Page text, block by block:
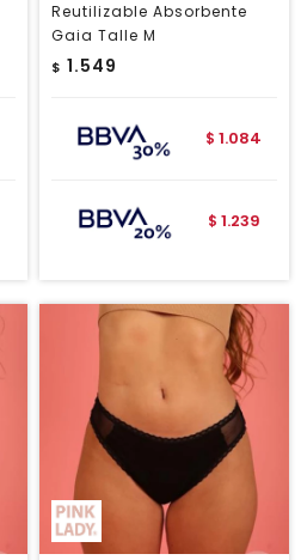
Reutilizable Absorbente
Gaia Talle M
$ 1.549
$ 1.084
$ 1.239